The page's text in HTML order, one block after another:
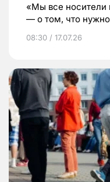
«Мы все носители
— о том, что
08:30 / 17.07.26